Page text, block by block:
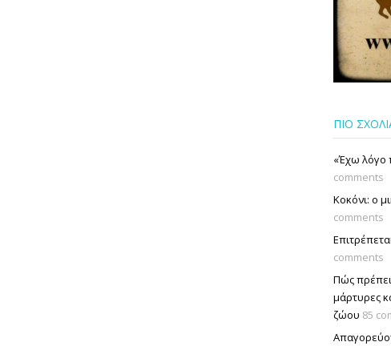
ΠΙΟ
«Έχω λόγο
comments
Κοκόνι: ο
comments
comments
Πώς πρέπει
μάρτυρες
ζώου 85